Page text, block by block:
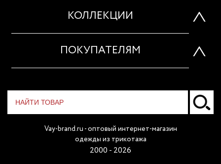
КОЛЛЕКЦИИ
ПОКУПАТЕЛЯМ
Vay-brand.ru - оптовый интернет-магазин
одежды из трикотажа
2000 - 2026